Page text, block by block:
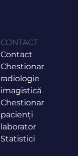
CONTACT
Contact
Chestionar
radiologie
imagistică
Chestionar
pacienți
laborator
Statistici